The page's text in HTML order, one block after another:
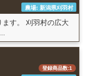
農場: 新潟県刈羽村
す。 刈羽村の広大
登録商品数:1